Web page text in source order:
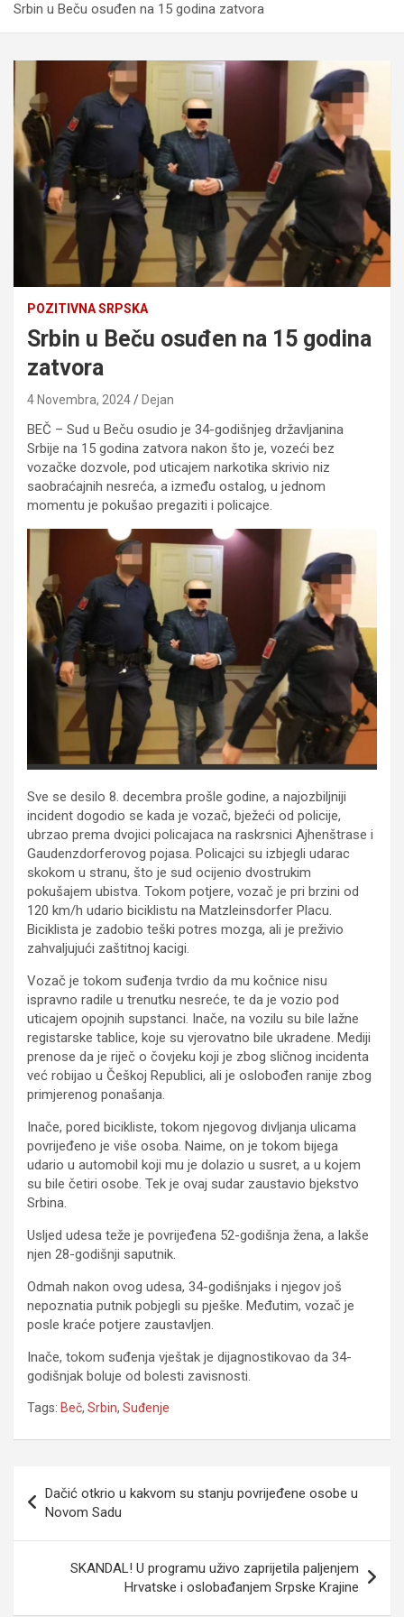
Srbin u Beču osuđen na 15 godina zatvora
POZITIVNA SRPSKA
Srbin u Beču osuđen na 15 godina
zatvora
4 Novembra, 2024 Dejan
BEČ – Sud u Beču osudio je 34-godišnjeg državljanina
Srbije na 15 godina zatvora nakon što je, vozeći bez
vozačke dozvole, pod uticajem narkotika skrivio niz
saobraćajnih nesreća, a između ostalog, u jednom
momentu je pokušao pregaziti i policajce.
Sve se desilo 8. decembra prošle godine, a najozbiljniji
incident dogodio se kada je vozač, bježeći od policije,
ubrzao prema dvojici policajaca na raskrsnici Ajhenštrase i
Gaudenzdorferovog pojasa. Policajci su izbjegli udarac
skokom u stranu, što je sud ocijenio dvostrukim
pokušajem ubistva. Tokom potjere, vozač je pri brzini od
120 km/h udario biciklistu na Matzleinsdorfer Placu.
Biciklista je zadobio teški potres mozga, ali je preživio
zahvaljujući zaštitnoj kacigi.
Vozač je tokom suđenja tvrdio da mu kočnice nisu
ispravno radile u trenutku nesreće, te da je vozio pod
uticajem opojnih supstanci. Inače, na vozilu su bile lažne
registarske tablice, koje su vjerovatno bile ukradene. Mediji
prenose da je riječ o čovjeku koji je zbog sličnog incidenta
već robijao u Češkoj Republici, ali je oslobođen ranije zbog
primjerenog ponašanja.
Inače, pored bicikliste, tokom njegovog divljanja ulicama
povrijeđeno je više osoba. Naime, on je tokom bijega
udario u automobil koji mu je dolazio u susret, a u kojem
su bile četiri osobe. Tek je ovaj sudar zaustavio bjekstvo
Srbina.
Usljed udesa teže je povrijeđena 52-godišnja žena, a lakše
njen 28-godišnji saputnik.
Odmah nakon ovog udesa, 34-godišnjaks i njegov još
nepoznatia putnik pobjegli su pješke. Međutim, vozač je
posle kraće potjere zaustavljen.
Inače, tokom suđenja vještak je dijagnostikovao da 34-
godišnjak boluje od bolesti zavisnosti.
Tags: Beč, Srbin, Suđenje
članaka
Dačić otkrio u kakvom su stanju povrijeđene osobe u
Novom Sadu
SKANDAL! U programu uživo zaprijetila paljenjem
Hrvatske i oslobađanjem Srpske Krajine